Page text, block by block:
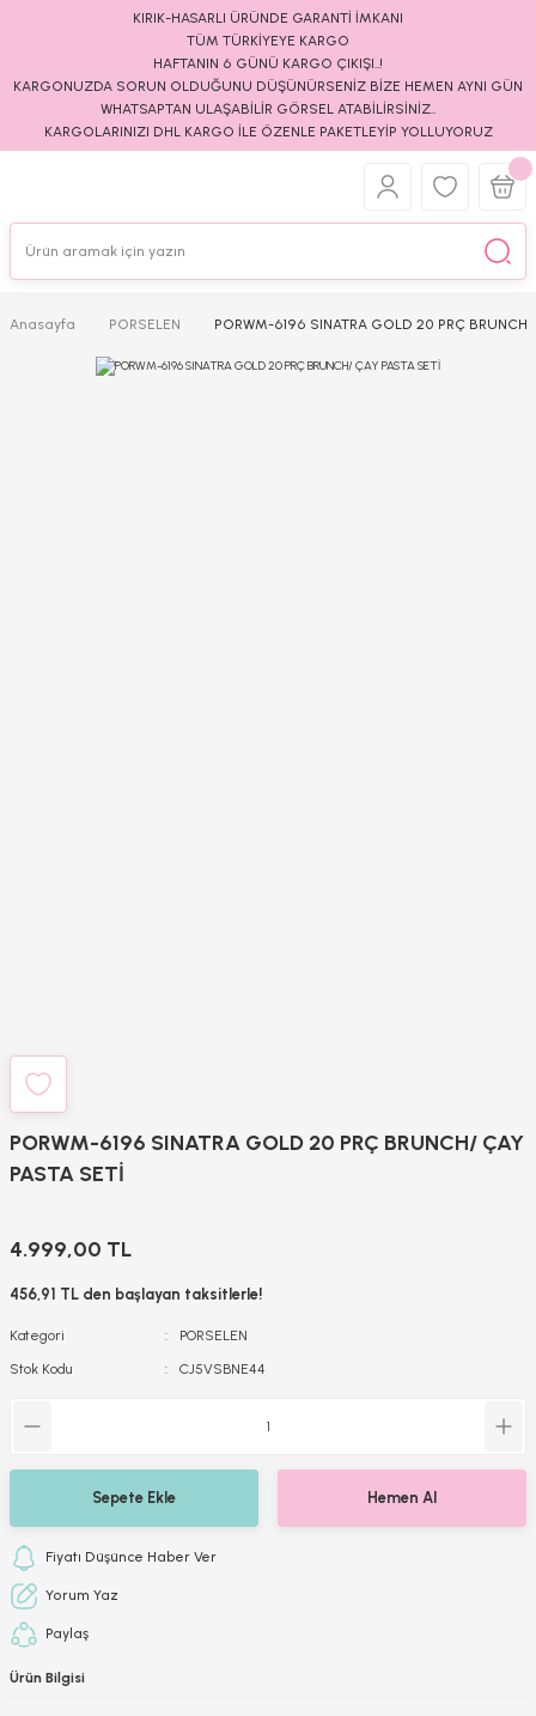
KIRIK-HASARLI ÜRÜNDE GARANTİ İMKANI
TÜM TÜRKİYEYE KARGO
HAFTANIN 6 GÜNÜ KARGO ÇIKIŞI..!
KARGONUZDA SORUN OLDUĞUNU DÜŞÜNÜRSENİZ BİZE HEMEN AYNI GÜN
WHATSAPTAN ULAŞABİLİR GÖRSEL ATABİLİRSİNİZ..
KARGOLARINIZI DHL KARGO İLE ÖZENLE PAKETLEYİP YOLLUYORUZ
Anasayfa PORSELEN PORWM-6196 SINATRA GOLD 20 PRÇ BRUNCH/
PORWM-6196 SINATRA GOLD 20 PRÇ BRUNCH/ ÇAY
PASTA SETİ
4.999,00 TL
456,91 TL den başlayan taksitlerle!
Kategori
PORSELEN
Stok Kodu
CJ5VSBNE44
Sepete Ekle Hemen Al
Fiyatı Düşünce Haber Ver
Yorum Yaz
Paylaş
Ürün Bilgisi